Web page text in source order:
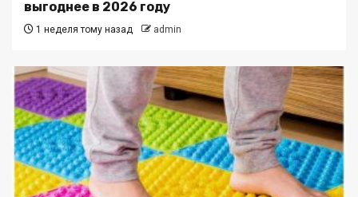
выгоднее в 2026 году
1 неделя тому назад admin